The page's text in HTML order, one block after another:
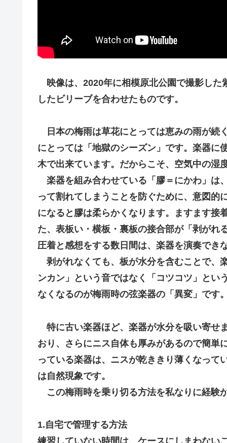
映像は、2020年に相模原北公園で撮影し
したビリーブを合わせたものです。
日本の梅雨は草花にとっては恵みの雨が続
にとっては「地獄のシーズン」です。楽器に
木で出来ています。だからこそ、空気中の湿
楽器を組み合わせている「膠＝にかわ」は
って割れてしまうことを防ぐために、意図的
になると膠は柔らかくなります。ますます接
た、表板い・横板・裏板の接合部が「剥がれ
圧着と感想をする数日間は、楽器を演奏でき
剥がれなくても、板が水分を含むことで、
ンカン」という音ではなく「コツコツ」とい
なくなるのが梅雨時の弦楽器の「異変」です。
特に古い楽器ほど、楽器が水分を吸い寄せ
おり、さらにニス自体も厚みがあるので簡単
っている楽器は、ニスが乾ききり薄くなって
は自然現象です。
この梅雨時を乗り切る方法を私なりに経験
1.自宅で管理する方法